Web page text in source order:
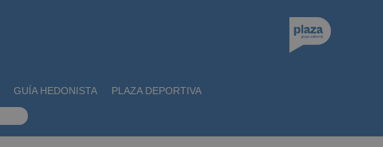
GUÍA HEDONISTA PLAZA DEPORTIVA